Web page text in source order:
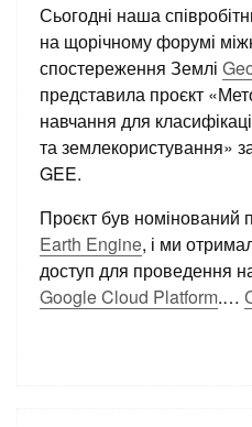
Сьогодні наша
на щорічному форумі
спостереження Землі
представила проєкт
навчання для
та землекористування»
GEE.
Проєкт був номінований
Earth Engine, і ми
доступ для проведення
Google Cloud Platform.…